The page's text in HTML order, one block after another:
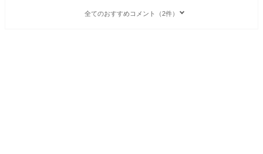
全てのおすすめコメント（2件）